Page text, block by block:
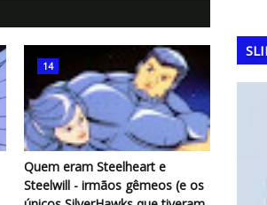
14
Quem eram Steelheart e
Steelwill - irmãos gêmeos (e os